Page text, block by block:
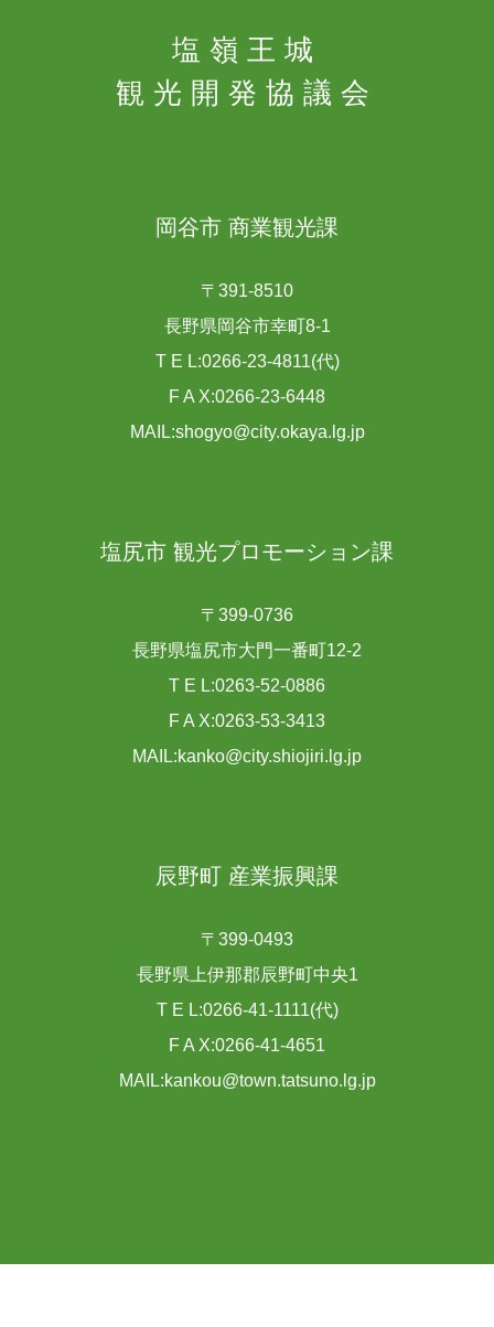
塩嶺王城
観光開発協議会
岡谷市 商業観光課
〒391-8510
長野県岡谷市幸町8-1
T E L:0266-23-4811(代)
F A X:0266-23-6448
MAIL:shogyo@city.okaya.lg.jp
塩尻市 観光プロモーション課
〒399-0736
長野県塩尻市大門一番町12-2
T E L:0263-52-0886
F A X:0263-53-3413
MAIL:kanko@city.shiojiri.lg.jp
辰野町 産業振興課
〒399-0493
長野県上伊那郡辰野町中央1
T E L:0266-41-1111(代)
F A X:0266-41-4651
MAIL:kankou@town.tatsuno.lg.jp